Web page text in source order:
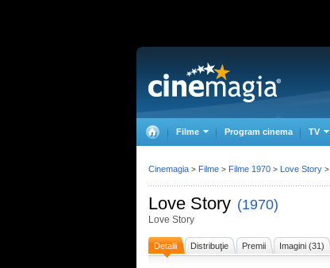
Filme Program cinema TV
Love Story (1970)
Love Story
Detalii Distribuţie Premii Imagini (31)
Cinemagia > Filme > Filme 1970 > Love Story >